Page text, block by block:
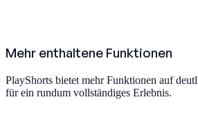
Mehr enthaltene Funktionen
PlayShorts bietet mehr Funktionen auf
für ein rundum vollständiges Erlebnis.